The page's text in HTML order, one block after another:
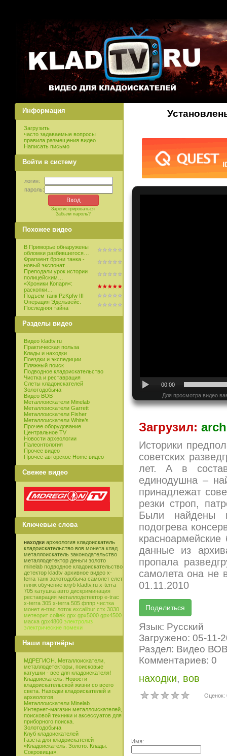
Информация
Загрузить
часто задаваемые вопросы
правила размещения видео
Написать письмо
Войти в систему
логин:
пароль:
Зарегистрироваться
Забыли пароль?
Похожее видео
В Приморье обнаружены
обломки разбившегося…
Фрагмент брони танка -
новый экспонат…
Преподали урок истории
полицейским…
«Хроники Копаря«:
раскопки…
Подъем танк PzKpfw III
Операция Эдельвейс.
Последняя тайна
Разделы видео
Видео kladtv.ru
Практическая польза
Клады и находки
Поездки и экспедиции
Пляжный поиск
Подводное кладоискательство
Чистка и реставрация
Слеты кладоискателей
Золотодобыча
Видео ВОВ
Металлоискатели Minelab
Металлоискатели Garrett
Металлоискатели Fisher
Металлоискатели White’s
Прочее оборудование
Центральное TV
Новости археологии
Палеонтология
Прочее видео
Прочее авторское Home видео
Свежее видео
Ключевые слова
находки археология кладоискатель
кладоискательство вов монета клад
металлоискатель законодательство
металлодетектор деньги золото
minelab подводное кладоискательство
детектор kladtv архивное видео x-
terra танк золотодобыча самолет слет
пляж обучение клуб kladtv,ru x-terra
705 катушка авто дискриминация
реставрация металлодетектор e-trac
x-terra 305 x-terra 505 фппр чистка
монет e-trac лоток excalibur стх 3030
метеорит coiltek gpx gpx5000 gpx4500
маска gpx4800 электролиз
электрические помехи
Наши партнёры
МДРЕГИОН. Металлоискатели,
металлодетекторы, поисковые
катушки - все для кладоискателя!
Кладоискатель. Новости
кладоискательской жизни со всего
света. Находки кладоискателей и
археологов.
Металлоискатели Minelab
Интернет-магазин металлоискателей,
поисковой техники и аксессуатов для
приборного поиска.
Золотодобыча
Клуб кладоискателей
Газета для кладоискателей
«Кладоискатель. Золото. Клады.
Сокровища».
00:00
Для просмотра видео
Загрузил:
Историки
советских
лет. А в
единодушна –
принадлежат
резки строп,
Были найдены
подогрева
данные из
пропала
самолета она
01.11.2010
Язык: Русский
Загружено: 05-11-
Раздел: Видео
Комментариев: 0
находки, вов
Оценок:
Имя: